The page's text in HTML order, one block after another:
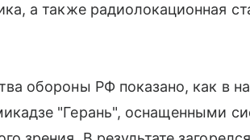
а также радиолокационная
обороны РФ показано, как в
"Герань", оснащенными